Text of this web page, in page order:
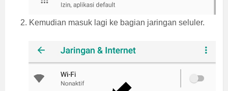
2. Kemudian masuk lagi ke bagian jaringan seluler.